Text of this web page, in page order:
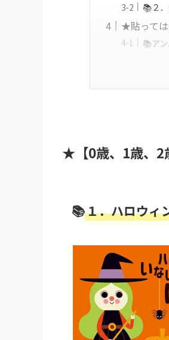
📚２
★貼って
📚ア
★【0歳、1歳、2
📚１．ハロウ